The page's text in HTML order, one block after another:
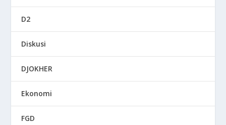
D2
Diskusi
DJOKHER
Ekonomi
FGD